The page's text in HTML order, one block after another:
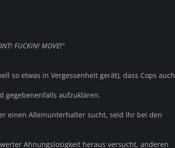
FUCKIN! MOVE!"
so etwas in Vergessenheit gerät), dass Cops auch
gegebenenfalls aufzuklären.
einen Alleinunterhalter sucht, seid Ihr bei den
Ahnungslosigkeit heraus versucht, anderen